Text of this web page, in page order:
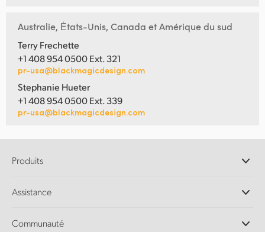
Australie, Ėtats-Unis, Canada et Amérique du sud
Terry Frechette
+1 408 954 0500 Ext. 321
pr-usa@blackmagicdesign.com
Stephanie Hueter
+1 408 954 0500 Ext. 339
pr-usa@blackmagicdesign.com
Produits
Logiciels DaVinci Resolve et Fusion
Ultimatte
Assistance
Centre d'assistance technique
Communauté